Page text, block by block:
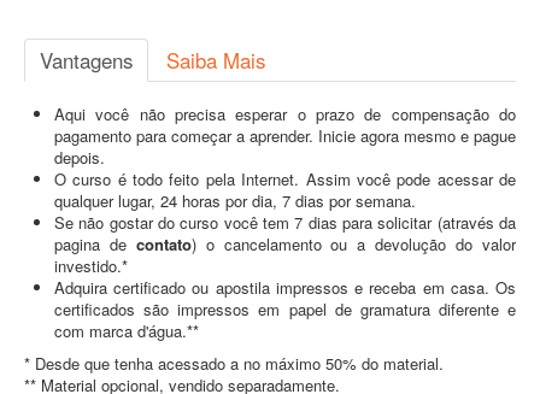
Vantagens Saiba Mais
Aqui você não precisa esperar o prazo de compensação do
pagamento para começar a aprender. Inicie agora mesmo e pague
depois.
O curso é todo feito pela Internet. Assim você pode acessar de
qualquer lugar, 24 horas por dia, 7 dias por semana.
Se não gostar do curso você tem 7 dias para solicitar (através da
pagina de contato) o cancelamento ou a devolução do valor
investido.*
Adquira certificado ou apostila impressos e receba em casa. Os
certificados são impressos em papel de gramatura diferente e
com marca d'água.**
* Desde que tenha acessado a no máximo 50% do material.
** Material opcional, vendido separadamente.